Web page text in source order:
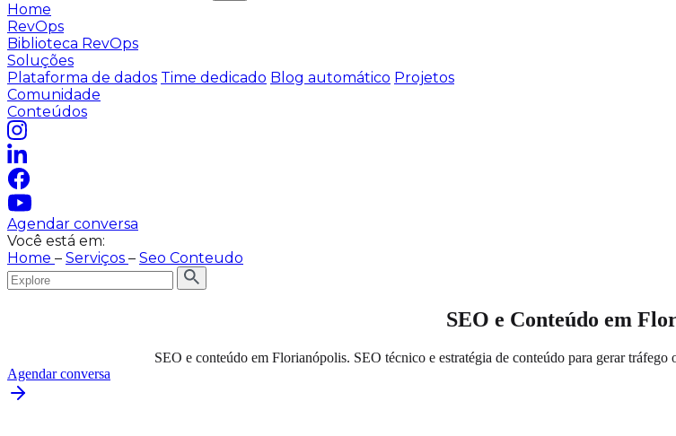
Home
RevOps
Biblioteca RevOps
Soluções
Plataforma de dados Time dedicado Blog automático Projetos
Comunidade
Conteúdos
Agendar conversa
Você está em:
Home – Serviços – Seo Conteudo
SEO e Conteúdo em
SEO e conteúdo em Florianópolis. SEO técnico e estratégia de conteúdo para gerar
Agendar conversa